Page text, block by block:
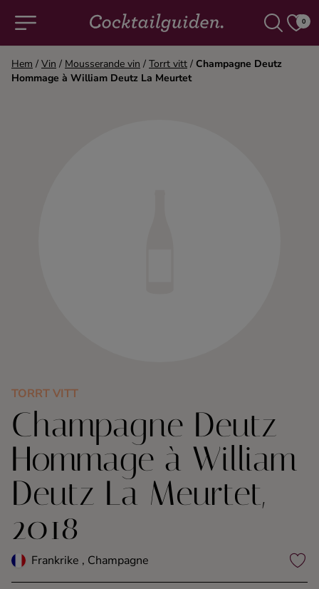
0
COCKTAILS & DRINKAR
Rom
Shots
Tequila
Hem / Vin / Mousserande vin / Torrt vitt / Champagne Deutz
Hommage à William Deutz La Meurtet
TORRT VITT
Champagne Deutz
Hommage à William
Deutz La Meurtet,
2018
Frankrike , Champagne